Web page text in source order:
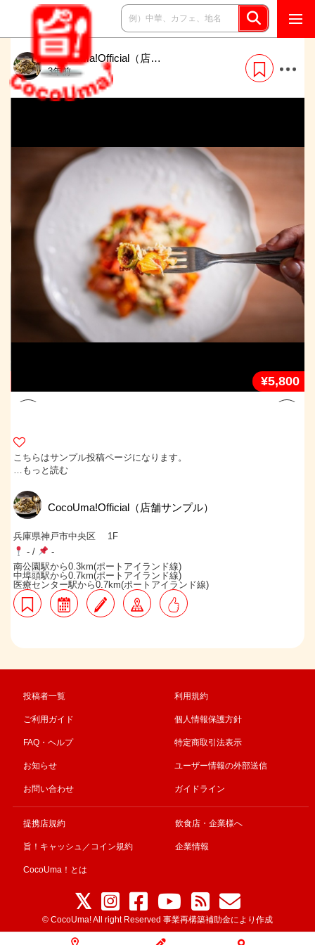
CocoUma!Official（店…
3年前
¥5,800
こちらはサンプル投稿ページになります。
…もっと読む
CocoUma!Official（店舗サンプル）
兵庫県神戸市中央区 1F
-/
-
南公園駅から0.3km(ポートアイランド線)
中埠頭駅から0.7km(ポートアイランド線)
医療センター駅から0.7km(ポートアイランド線)
投稿者一覧
ご利用ガイド
FAQ・ヘルプ
お知らせ
お問い合わせ
利用規約
個人情報保護方針
特定商取引法表示
ユーザー情報の外部送信
ガイドライン
提携店規約
旨！キャッシュ／コイン規約
CocoUma！とは
飲食店・企業様へ
企業情報
© CocoUma! All right Reserved 事業再構築補助金により作成